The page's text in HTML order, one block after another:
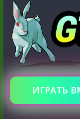
ИГРАТЬ